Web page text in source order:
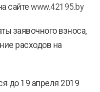
сайте www.42195.by
заявочного взноса,
расходов на
до 19 апреля 2019